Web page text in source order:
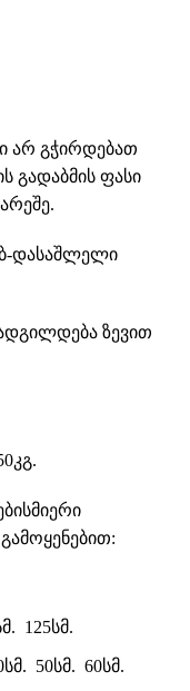
არ გჭირდებათ
გადაბმის ფასი
დასაშლელი
ზევით
125სმ.
50სმ. 60სმ.